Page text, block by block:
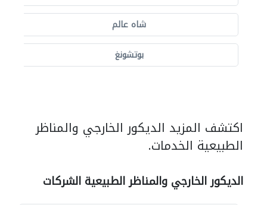
شاه عالم
بوتشونغ
اكتشف المزيد الديكور الخارجي والمناظر
الطبيعية الخدمات.
الديكور الخارجي والمناظر الطبيعية الشركات